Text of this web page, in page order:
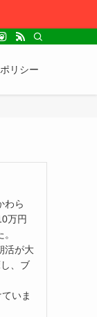
リシー
わら
万円
活が大
、ブ
いま